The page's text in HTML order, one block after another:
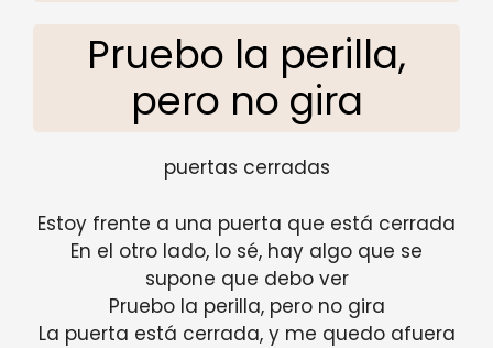
Pruebo la perilla,
pero no gira
puertas cerradas
Estoy frente a una puerta que está cerrada
En el otro lado, lo sé, hay algo que se
supone que debo ver
Pruebo la perilla, pero no gira
La puerta está cerrada, y me quedo afuera